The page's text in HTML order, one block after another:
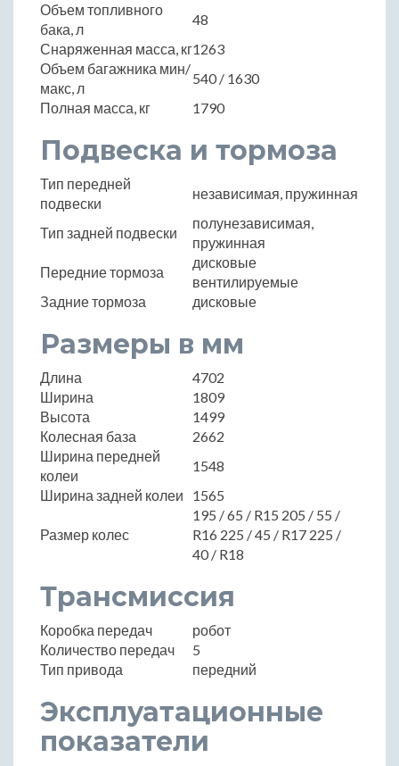
Объем топливного
бака, л
48
Снаряженная масса, кг1263
Объем багажника мин/
макс, л
540 / 1630
Полная масса, кг
1790
Подвеска и тормоза
Тип передней
подвески
независимая, пружинная
Тип задней подвески
полунезависимая,
пружинная
Передние тормоза
дисковые
вентилируемые
Задние тормоза
дисковые
Размеры в мм
Длина
4702
Ширина
1809
Высота
1499
Колесная база
2662
Ширина передней
колеи
1548
Ширина задней колеи
1565
Размер колес
195 / 65 / R15 205 / 55 /
R16 225 / 45 / R17 225 /
40 / R18
Трансмиссия
Коробка передач
робот
Количество передач
5
Тип привода
передний
Эксплуатационные
показатели